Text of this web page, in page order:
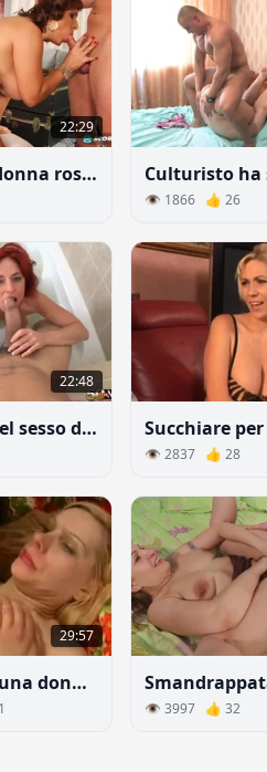
22:29
Culissima donna rossa si diede con curiosità del ragazzo più giovane
👁 1866 👍 26
22:48
L'amante del sesso dai capelli rossi rabbrividisce sotto i colpi di un cazzo storto
👁 2837 👍 28
29:57
Il sogno di una donna matura arriva un ragazzo giovane in camera da letto e scopa
👁 3997 👍 32